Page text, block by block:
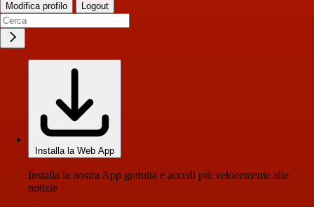
Modifica profilo Logout
Installa la Web App
Installa la nostra App gratuita e accedi più velocemente alle
notizie